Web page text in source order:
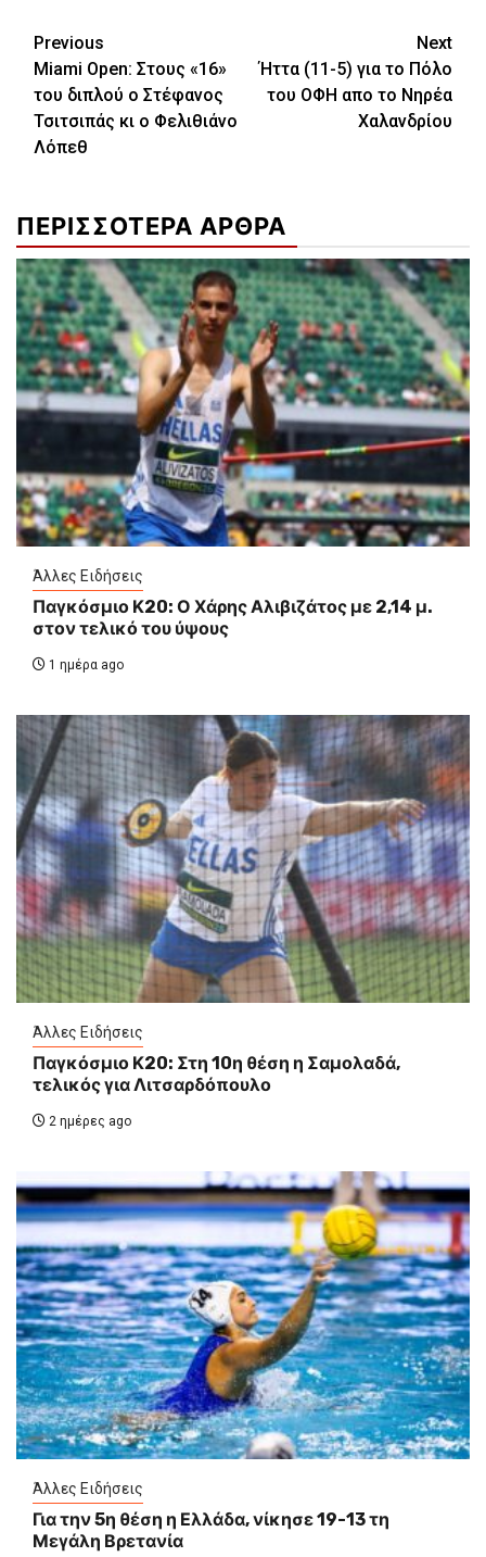
Continue
Reading
Previous
Miami Open: Στους «16»
του διπλού ο Στέφανος
Τσιτσιπάς κι ο Φελιθιάνο
Λόπεθ
Next
Ήττα (11-5) για το Πόλο
του ΟΦΗ απο το Νηρέα
Χαλανδρίου
ΠΕΡΙΣΣΟΤΕΡΑ ΑΡΘΡΑ
Άλλες Ειδήσεις
Παγκόσμιο Κ20: Ο Χάρης Αλιβιζάτος με 2,14 μ.
στον τελικό του ύψους
1 ημέρα ago
Άλλες Ειδήσεις
Παγκόσμιο Κ20: Στη 10η θέση η Σαμολαδά,
τελικός για Λιτσαρδόπουλο
2 ημέρες ago
Άλλες Ειδήσεις
Για την 5η θέση η Ελλάδα, νίκησε 19-13 τη
Μεγάλη Βρετανία